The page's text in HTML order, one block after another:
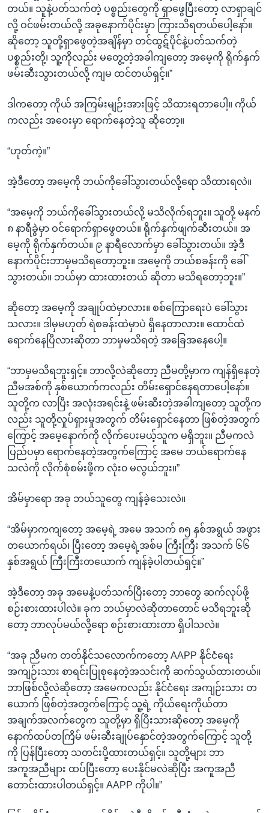
တယ်။ သူနဲ့ပတ်သက်တဲ့ ပစ္စည်းတွေကို ရှာဖွေပြီးတော့ လာရှာချင်
လို့ ဝင်ဖမ်းတယ်လို့ အခုနောက်ပိုင်းမှာ ကြားသိရတယ်ပေါ့နော်။
ဆိုတော့ သူတို့ရှာဖွေတဲ့အချိန်မှာ တင်ထွဋ်ပိုင်နဲ့ပတ်သက်တဲ့
ပစ္စည်းတို့၊ သူ့ကိုလည်း မတွေ့တဲ့အခါကျတော့ အမေ့ကို ရိုက်နှက်
ဖမ်းဆီးသွားတယ်လို့ ကျမ ထင်တယ်ရှင့်။”
ဒါကတော့ ကိုယ် အကြမ်းမျဉ်းအားဖြင့် သိထားရတာပေါ့။ ကိုယ်
ကလည်း အဝေးမှာ ရောက်နေတဲ့သူ ဆိုတော့။
“ဟုတ်ကဲ့။”
အဲ့ဒီတော့ အမေ့ကို ဘယ်ကိုခေါ်သွားတယ်လို့ရော သိထားရလဲ။
“အမေ့ကို ဘယ်ကိုခေါ်သွားတယ်လို့ မသိလိုက်ရဘူး။ သူတို့ မနက်
၈ နာရီခွဲမှာ ဝင်ရောက်ရှာဖွေတယ်။ ရိုက်နှက်ဖျက်ဆီးတယ်။ အ
မေ့ကို ရိုက်နှက်တယ်။ ၉ နာရီလောက်မှာ ခေါ်သွားတယ်။ အဲ့ဒီ
နောက်ပိုင်းဘာမှမသိရတော့ဘူး။ အမေ့ကို ဘယ်စခန်းကို ခေါ်
သွားတယ်။ ဘယ်မှာ ထားထားတယ် ဆိုတာ မသိရတော့ဘူး။”
ဆိုတော့ အမေ့ကို အချုပ်ထဲမှာလား။ စစ်ကြောရေးပဲ ခေါ်သွား
သလား။ ဒါမှမဟုတ် ရဲစခန်းထဲမှာပဲ ရှိနေတာလား။ ထောင်ထဲ
ရောက်နေပြီလားဆိုတာ ဘာမှမသိရတဲ့ အခြေအနေပေါ့။
“ဘာမှမသိရဘူးရှင့်။ ဘာလို့လဲဆိုတော့ ညီမတို့မှာက ကျန်ရှိနေတဲ့
ညီမအစ်ကို နှစ်ယောက်ကလည်း တိမ်းရှောင်နေရတာပေါ့နော်။
သူတို့က လာပြီး အလုံးအရင်းနဲ့ ဖမ်းဆီးတဲ့အခါကျတော့ သူတို့က
လည်း သူတို့လှုပ်ရှားမှုအတွက် တိမ်းရှောင်နေတာ ဖြစ်တဲ့အတွက်
ကြောင့် အမေ့နောက်ကို လိုက်ပေးမယ့်သူက မရှိဘူး။ ညီမကလဲ
ပြည်ပမှာ ရောက်နေတဲ့အတွက်ကြောင့် အမေ ဘယ်ရောက်နေ
သလဲကို လိုက်စုံစမ်းဖို့က လုံး၀ မလွယ်ဘူး။”
အိမ်မှာရော အခု ဘယ်သူတွေ ကျန်ခဲ့သေးလဲ။
“အိမ်မှာကကျတော့ အမေ့ရဲ့ အမေ အသက် ၈၅ နှစ်အရွယ် အဖွား
တယောက်ရယ်၊ ပြီးတော့ အမေ့ရဲ့အစ်မ ကြီးကြီး အသက် ၆၆
နှစ်အရွယ် ကြီးကြီးတယောက် ကျန်ခဲ့ပါတယ်ရှင့်။”
အဲ့ဒီတော့ အခု အမေနဲ့ပတ်သက်ပြီးတော့ ဘာတွေ ဆက်လုပ်ဖို့
စဉ်းစားထားပါလဲ။ ခုက ဘယ်မှာလဲဆိုတာတောင် မသိရဘူးဆို
တော့ ဘာလုပ်မယ်လို့ရော စဉ်းစားထားတာ ရှိပါသလဲ။
“အခု ညီမက တတ်နိုင်သလောက်ကတော့ AAPP နိုင်ငံရေး
အကျဉ်းသား စာရင်းပြုစုနေတဲ့အသင်းကို ဆက်သွယ်ထားတယ်။
ဘာဖြစ်လို့လဲဆိုတော့ အမေကလည်း နိုင်ငံရေး အကျဉ်းသား တ
ယောက် ဖြစ်တဲ့အတွက်ကြောင့် သူ့ရဲ့ ကိုယ်ရေးကိုယ်တာ
အချက်အလက်တွေက သူတို့မှာ ရှိပြီးသားဆိုတော့ အမေ့ကို
နောက်ထပ်တကြိမ် ဖမ်းဆီးချုပ်နှောင်တဲ့အတွက်ကြောင့် သူတို့
ကို ပြန်ပြီးတော့ သတင်းပို့ထားတယ်ရှင့်။ သူတို့များ ဘာ
အကူအညီများ ထပ်ပြီးတော့ ပေးနိုင်မလဲဆိုပြီး အကူအညီ
တောင်းထားပါတယ်ရှင့်။ AAPP ကိုပါ။”